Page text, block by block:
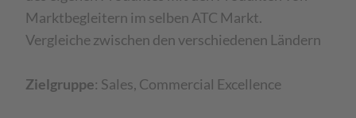
Marktbegleitern im selben ATC Markt.​
Vergleiche zwischen den verschiedenen Ländern​
Zielgruppe: Sales, Commercial Excellence